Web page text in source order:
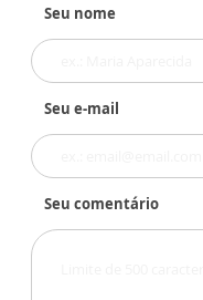
Seu nome
Seu e-mail
Seu comentário